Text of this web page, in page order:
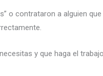
o contrataron a alguien
y que haga el